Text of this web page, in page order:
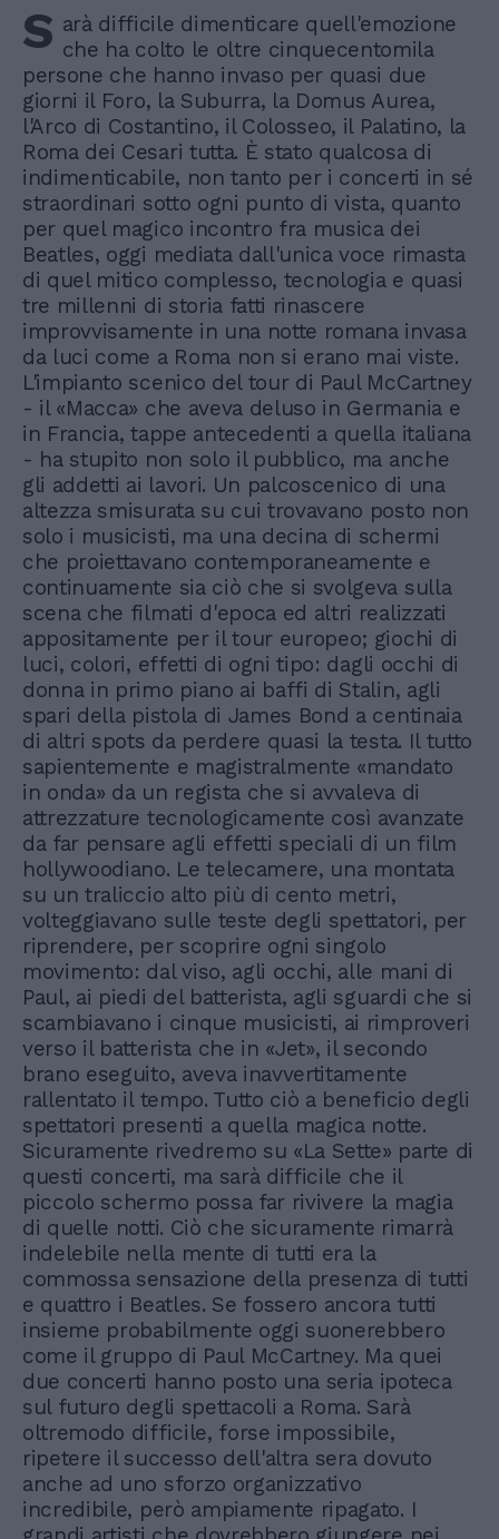
S arà difficile dimenticare quell'emozione
che ha colto le oltre cinquecentomila
persone che hanno invaso per quasi due
giorni il Foro, la Suburra, la Domus Aurea,
l'Arco di Costantino, il Colosseo, il Palatino, la
Roma dei Cesari tutta. È stato qualcosa di
indimenticabile, non tanto per i concerti in sé
straordinari sotto ogni punto di vista, quanto
per quel magico incontro fra musica dei
Beatles, oggi mediata dall'unica voce rimasta
di quel mitico complesso, tecnologia e quasi
tre millenni di storia fatti rinascere
improvvisamente in una notte romana invasa
da luci come a Roma non si erano mai viste.
L'impianto scenico del tour di Paul McCartney
- il «Macca» che aveva deluso in Germania e
in Francia, tappe antecedenti a quella italiana
- ha stupito non solo il pubblico, ma anche
gli addetti ai lavori. Un palcoscenico di una
altezza smisurata su cui trovavano posto non
solo i musicisti, ma una decina di schermi
che proiettavano contemporaneamente e
continuamente sia ciò che si svolgeva sulla
scena che filmati d'epoca ed altri realizzati
appositamente per il tour europeo; giochi di
luci, colori, effetti di ogni tipo: dagli occhi di
donna in primo piano ai baffi di Stalin, agli
spari della pistola di James Bond a centinaia
di altri spots da perdere quasi la testa. Il tutto
sapientemente e magistralmente «mandato
in onda» da un regista che si avvaleva di
attrezzature tecnologicamente così avanzate
da far pensare agli effetti speciali di un film
hollywoodiano. Le telecamere, una montata
su un traliccio alto più di cento metri,
volteggiavano sulle teste degli spettatori, per
riprendere, per scoprire ogni singolo
movimento: dal viso, agli occhi, alle mani di
Paul, ai piedi del batterista, agli sguardi che si
scambiavano i cinque musicisti, ai rimproveri
verso il batterista che in «Jet», il secondo
brano eseguito, aveva inavvertitamente
rallentato il tempo. Tutto ciò a beneficio degli
spettatori presenti a quella magica notte.
Sicuramente rivedremo su «La Sette» parte di
questi concerti, ma sarà difficile che il
piccolo schermo possa far rivivere la magia
di quelle notti. Ciò che sicuramente rimarrà
indelebile nella mente di tutti era la
commossa sensazione della presenza di tutti
e quattro i Beatles. Se fossero ancora tutti
insieme probabilmente oggi suonerebbero
come il gruppo di Paul McCartney. Ma quei
due concerti hanno posto una seria ipoteca
sul futuro degli spettacoli a Roma. Sarà
oltremodo difficile, forse impossibile,
ripetere il successo dell'altra sera dovuto
anche ad uno sforzo organizzativo
incredibile, però ampiamente ripagato. I